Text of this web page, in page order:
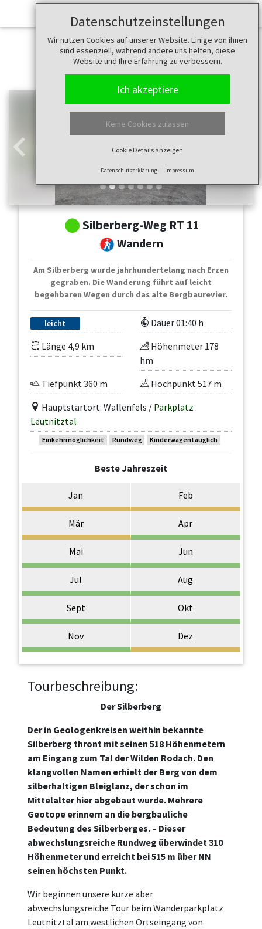
Datenschutzeinstellungen
Wir nutzen Cookies auf unserer Website. Einige von ihnen
sind essenziell, während andere uns helfen, diese
Website und Ihre Erfahrung zu verbessern.
Ich akzeptiere
Keine Cookies zulassen
Cookie Details anzeigen
Datenschutzerklärung Impressum
Zurück
Silberberg-Weg RT 11
Wandern
Am Silberberg wurde jahrhundertelang nach Erzen
gegraben. Die Wanderung führt auf leicht
begehbaren Wegen durch das alte Bergbaurevier.
leicht
Dauer 01:40 h
Länge 4,9 km
Höhenmeter 178
hm
Tiefpunkt 360 m
Hochpunkt 517 m
Hauptstartort: Wallenfels / Parkplatz
Leutnitztal
Einkehrmöglichkeit Rundweg Kinderwagentauglich
Beste Jahreszeit
Jan Feb
Mär Apr
Mai Jun
Jul Aug
Sept Okt
Nov Dez
Tourbeschreibung:
Der Silberberg
Der in Geologenkreisen weithin bekannte
Silberberg thront mit seinen 518 Höhenmetern
am Eingang zum Tal der Wilden Rodach. Den
klangvollen Namen erhielt der Berg von dem
silberhaltigen Bleiglanz, der schon im
Mittelalter hier abgebaut wurde. Mehrere
Geotope erinnern an die bergbauliche
Bedeutung des Silberberges. – Dieser
abwechslungsreiche Rundweg überwindet 310
Höhenmeter und erreicht bei 515 m über NN
seinen höchsten Punkt.
Wir beginnen unsere kurze aber
abwechslungsreiche Tour beim Wanderparkplatz
Leutnitztal am westlichen Ortseingang von